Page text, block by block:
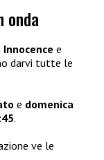
onda
e
darvi tutte le
e domenica
.
ve le